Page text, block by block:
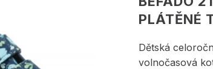
PLÁTĚNÉ
Dětská
volnočasová